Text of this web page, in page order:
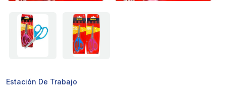
Estación De Trabajo